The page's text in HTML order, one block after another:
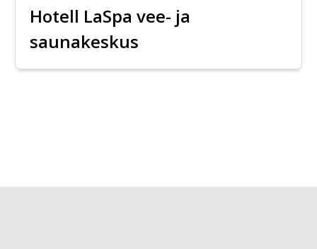
Hotell LaSpa vee- ja
saunakeskus